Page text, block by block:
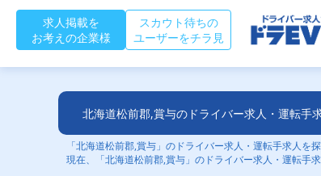
求人掲載を
お考えの企業様
スカウト待ちの
ユーザーをチラ見
北海道松前郡,賞与のドライバー求人・運転手
「北海道松前郡,賞与」のドライバー求人・運転手求人を
現在、「北海道松前郡,賞与」のドライバー求人・運転手